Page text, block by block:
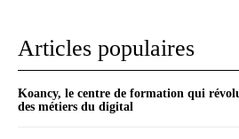
Articles populaires
Koancy, le centre de formation qui
des métiers du digital